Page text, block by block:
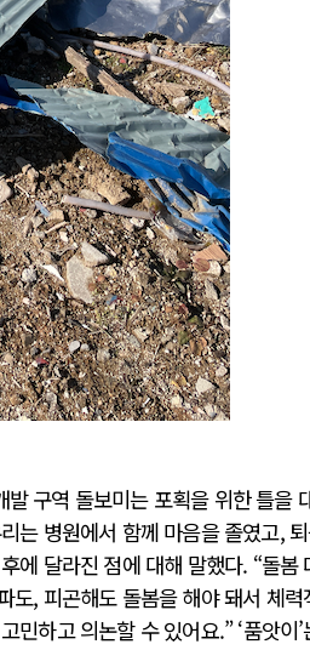
구역 돌보미는 포획을 위한 틀을
는 병원에서 함께 마음을 졸였고,
에 달라진 점에 대해 말했다. “돌봄
도, 피곤해도 돌봄을 해야 돼서 체력
하고 의논할 수 있어요.” ‘품앗이’